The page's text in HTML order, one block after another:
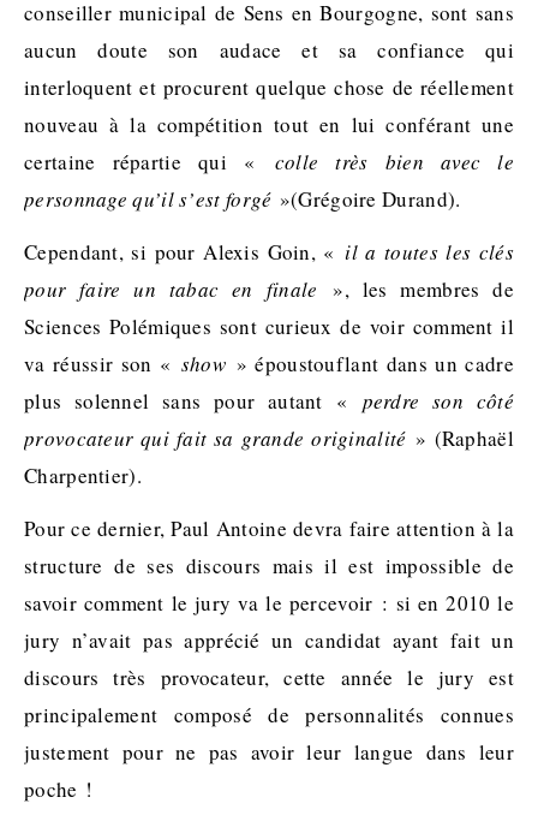
conseiller municipal de Sens en Bourgogne, sont sans
aucun doute son audace et sa confiance qui
interloquent et procurent quelque chose de réellement
nouveau à la compétition tout en lui conférant une
certaine répartie qui « colle très bien avec le
personnage qu’il s’est forgé »(Grégoire Durand).
Cependant, si pour Alexis Goin, «il a toutes les clés
pour faire un tabac en finale », les membres de
Sciences Polémiques sont curieux de voir comment il
va réussir son « show » époustouflant dans un cadre
plus solennel sans pour autant « perdre son côté
provocateur qui fait sa grande originalité » (Raphaël
Charpentier).
Pour ce dernier, Paul Antoine devra faire attention à la
structure de ses discours mais il est impossible de
savoir comment le jury va le percevoir : si en 2010 le
jury n’avait pas apprécié un candidat ayant fait un
discours très provocateur, cette année le jury est
principalement composé de personnalités connues
justement pour ne pas avoir leur langue dans leur
poche !